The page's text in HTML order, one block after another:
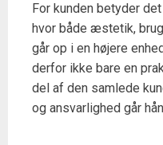
For kunden betyder
hvor både æstetik,
går op i en højere
derfor ikke bare en
del af den samlede
og ansvarlighed går